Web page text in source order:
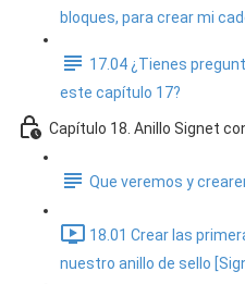
bloques, para crear mi
17.04 ¿Tienes
este capítulo 17?
Capítulo 18. Anillo Signet
Que veremos y
18.01 Crear las
nuestro anillo de sello